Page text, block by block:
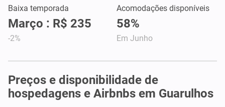
Baixa temporada
Março : R$ 235
-2%
Acomodações disponíveis
58%
Em Junho
Preços e disponibilidade de
hospedagens e Airbnbs em Guarulhos